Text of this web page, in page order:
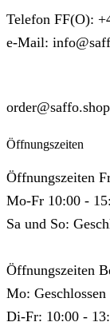
Telefon FF(O):
e-Mail:
order@saffo.shop
Öffnungszeiten
Öffnungszeiten
Mo-Fr 10:00 -
Sa und So:
Öffnungszeiten
Mo: Geschlossen
Di-Fr: 10:00 -